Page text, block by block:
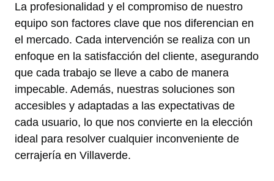
La profesionalidad y el compromiso de nuestro
equipo son factores clave que nos diferencian en
el mercado. Cada intervención se realiza con un
enfoque en la satisfacción del cliente, asegurando
que cada trabajo se lleve a cabo de manera
impecable. Además, nuestras soluciones son
accesibles y adaptadas a las expectativas de
cada usuario, lo que nos convierte en la elección
ideal para resolver cualquier inconveniente de
cerrajería en Villaverde.